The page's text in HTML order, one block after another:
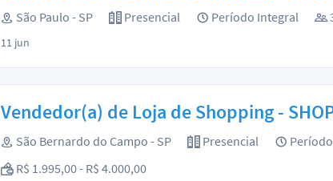
São Paulo - SP Presencial Período Integral
11 jun
Vendedor(a) de Loja de Shopping -
São Bernardo do Campo - SP Presencial
R$ 1.995,00 - R$ 4.000,00